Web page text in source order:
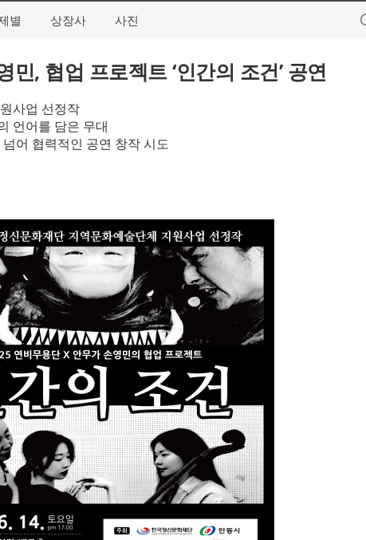
별 상장사 사진
, 협업 프로젝트 ‘인간의 조건’ 공연
사업 선정작
언어를 담은 무대
어 협력적인 공연 창작 시도